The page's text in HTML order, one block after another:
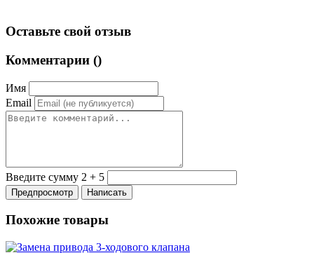
Оставьте свой отзыв
Комментарии ()
Имя
Email
Введите сумму 2 + 5
Похожие товары